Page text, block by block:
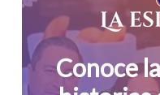
Conoce